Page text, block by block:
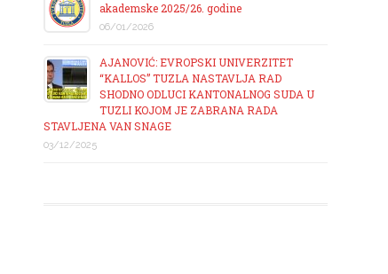
akademske 2025/26. godine
06/01/2026
AJANOVIĆ: EVROPSKI UNIVERZITET
“KALLOS” TUZLA NASTAVLJA RAD
SHODNO ODLUCI KANTONALNOG SUDA U
TUZLI KOJOM JE ZABRANA RADA
STAVLJENA VAN SNAGE
03/12/2025